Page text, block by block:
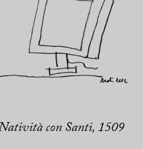
con Santi, 1509